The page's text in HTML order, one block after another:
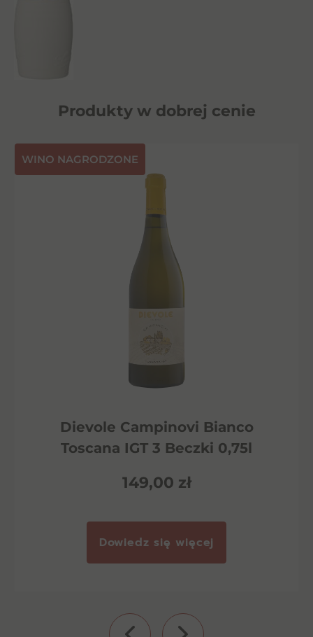
Produkty w dobrej cenie
⁠WINO NAGRODZONE
Dievole Campinovi Bianco
Toscana IGT 3 Beczki 0,75l
149,00 zł
Dowiedz się więcej